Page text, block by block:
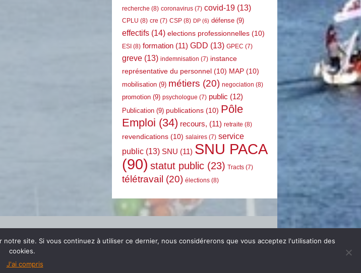
recherche (8) coronavirus (7) covid-19 (13)
CPLU (8) cre (7) CSP (8) DP (6) défense (9)
effectifs (14) elections professionnelles (10)
ESI (8) formation (11) GDD (13) GPEC (7)
greve (13) indemnisation (7) instance
représentative du personnel (10) MAP (10)
mobilisation (9) métiers (20) negociation (8)
promotion (9) psychologue (7) public (12)
Publication (9) publications (10) Pôle
Emploi (34) recours, (11) retraite (8)
revendications (10) salaires (7) service
public (13) SNU (11) SNU PACA
(90) statut public (23) Tracts (7)
télétravail (20) élections (8)
PACA |mentions légales
site. Si vous continuez à utiliser ce dernier, nous considérerons que vous acceptez l'utilisation des
cookies.
J'ai compris